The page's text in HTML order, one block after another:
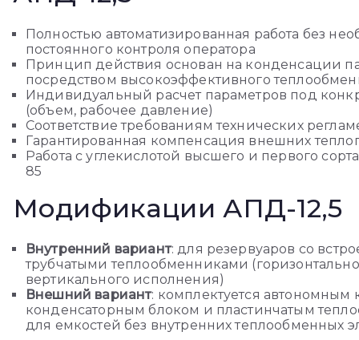
Полностью автоматизированная работа без
постоянного контроля оператора
Принцип действия основан на конденсации
посредством высокоэффективного
Индивидуальный расчет параметров под
(объем, рабочее давление)
Соответствие требованиям технических
Гарантированная компенсация внешних
Работа с углекислотой высшего и первого
85
Модификации АПД-12,5
Внутренний вариант: для резервуаров со
трубчатыми теплообменниками
вертикального исполнения)
Внешний вариант: комплектуется автономным
конденсаторным блоком и пластинчатым
для емкостей без внутренних теплообменных